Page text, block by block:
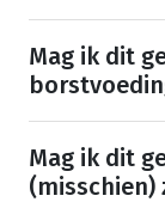
Mag ik dit
Mag ik dit
(misschien)